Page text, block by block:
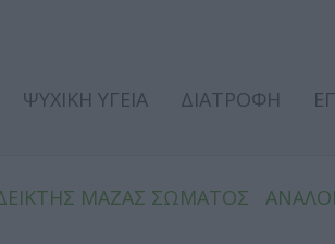
ΨΥΧΙΚΗ ΥΓΕΙΑ ΔΙΑΤΡΟΦΗ
ΜΑΖΑΣ ΣΩΜΑΤΟΣ